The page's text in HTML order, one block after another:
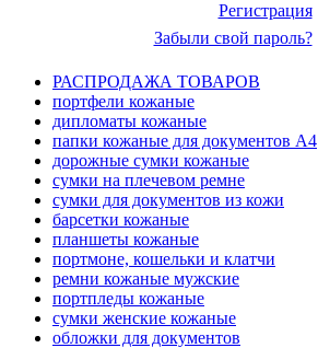
Регистрация
Забыли свой пароль?
РАСПРОДАЖА ТОВАРОВ
портфели кожаные
дипломаты кожаные
папки кожаные для документов А4
дорожные сумки кожаные
сумки на плечевом ремне
сумки для документов из кожи
барсетки кожаные
планшеты кожаные
портмоне, кошельки и клатчи
ремни кожаные мужские
портпледы кожаные
сумки женские кожаные
обложки для документов